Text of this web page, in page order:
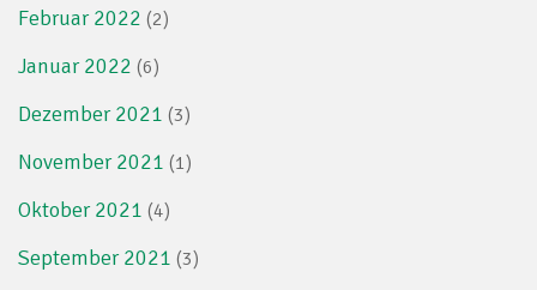
Februar 2022 (2)
Januar 2022 (6)
Dezember 2021 (3)
November 2021 (1)
Oktober 2021 (4)
September 2021 (3)